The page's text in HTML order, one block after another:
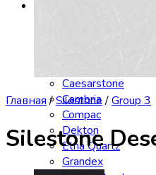
Caesarstone
Cambria
Compac
Dekton
Etna Quartz
Grandex
Главная /Silestone /Group 3
Silestone